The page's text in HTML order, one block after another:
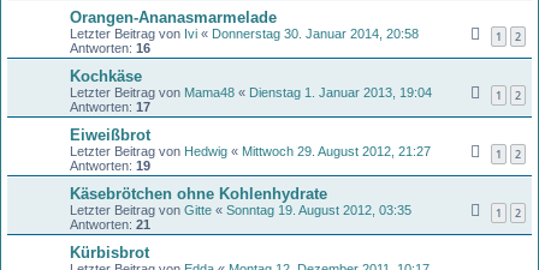
Orangen-Ananasmarmelade
Letzter Beitrag von Ivi « Donnerstag 30. Januar 2014, 20:58
Antworten: 16
1 2
Kochkäse
Letzter Beitrag von Mama48 « Dienstag 1. Januar 2013, 19:04
Antworten: 17
1 2
Eiweißbrot
Letzter Beitrag von Hedwig « Mittwoch 29. August 2012, 21:27
Antworten: 19
1 2
Käsebrötchen ohne Kohlenhydrate
Letzter Beitrag von Gitte « Sonntag 19. August 2012, 03:35
Antworten: 21
1 2
Kürbisbrot